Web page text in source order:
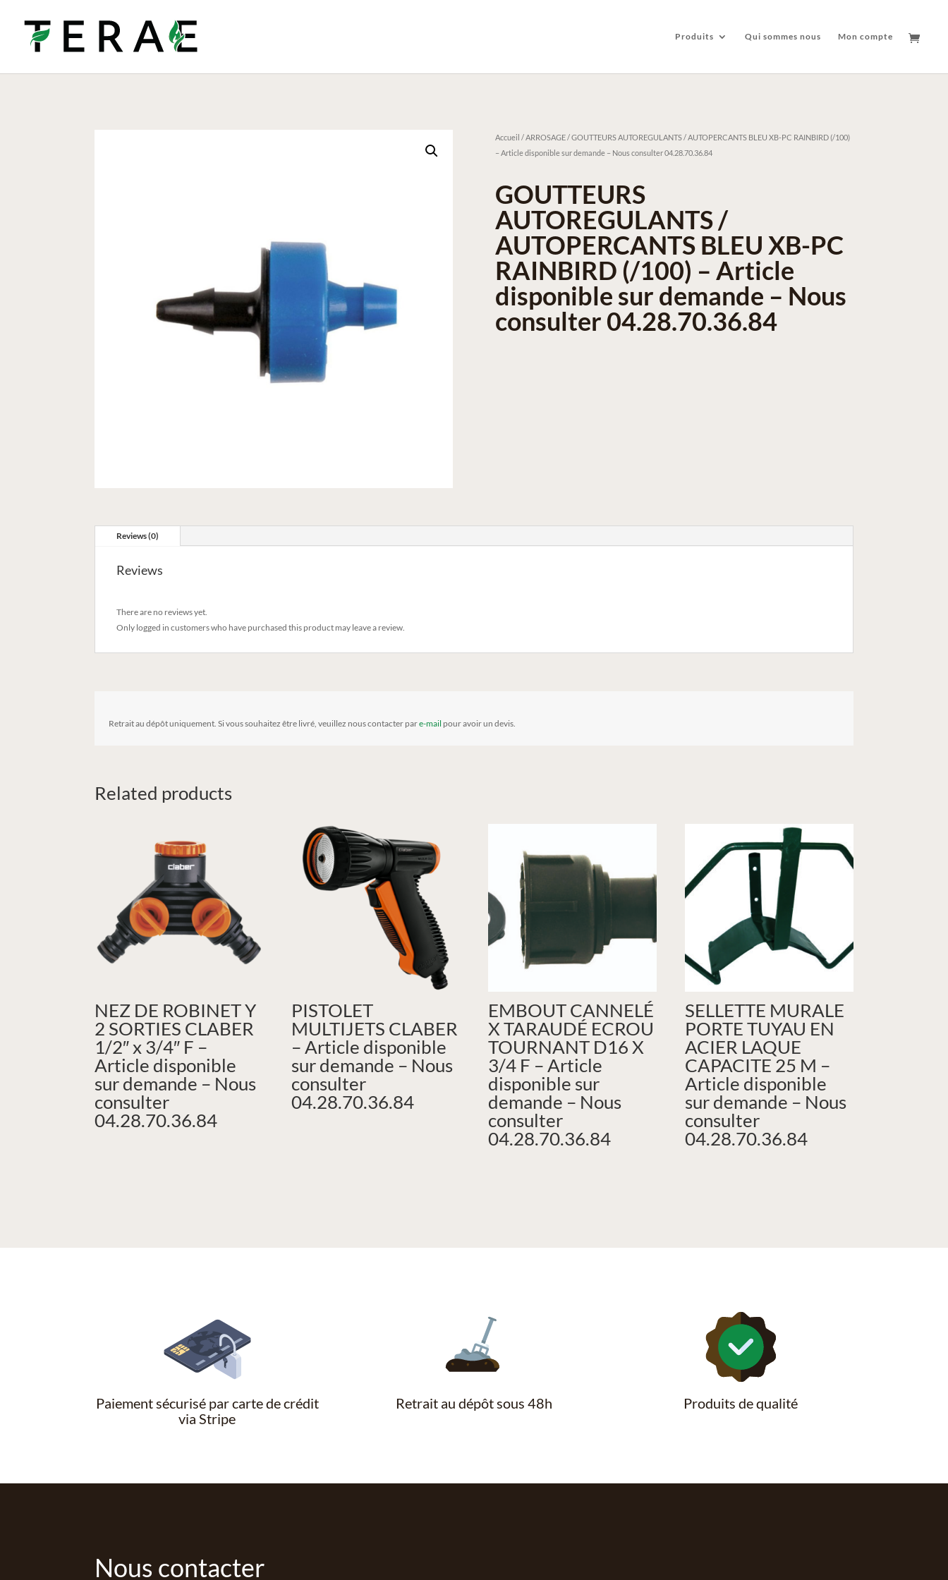
Produits Qui sommes nous Mon compte
Accueil /ARROSAGE/ GOUTTEURS AUTOREGULANTS / AUTOPERCANTS BLEU XB-PC RAINBIRD (/100)
– Article disponible sur demande – Nous consulter 04.28.70.36.84
GOUTTEURS
AUTOREGULANTS /
AUTOPERCANTS BLEU XB-PC
RAINBIRD (/100) – Article
disponible sur demande – Nous
consulter 04.28.70.36.84
Reviews (0)
Reviews
There are no reviews yet.
Only logged in customers who have purchased this product may leave a review.
Retrait au dépôt uniquement. Si vous souhaitez être livré, veuillez nous contacter pare-mail pour avoir un devis.
Related products
NEZ DE ROBINET Y
2 SORTIES CLABER
1/2″ x 3/4″ F –
Article disponible
sur demande – Nous
consulter
04.28.70.36.84
PISTOLET
MULTIJETS CLABER
– Article disponible
sur demande – Nous
consulter
04.28.70.36.84
EMBOUT CANNELÉ
X TARAUDÉ ECROU
TOURNANT D16 X
3/4 F – Article
disponible sur
demande – Nous
consulter
04.28.70.36.84
SELLETTE MURALE
PORTE TUYAU EN
ACIER LAQUE
CAPACITE 25 M –
Article disponible
sur demande – Nous
consulter
04.28.70.36.84
Paiement sécurisé par carte de crédit
via Stripe
Retrait au dépôt sous 48h Produits de qualité
Nous contacter